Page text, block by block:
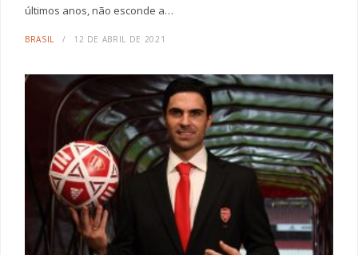
últimos anos, não esconde a…
BRASIL 12 DE ABRIL DE 2021